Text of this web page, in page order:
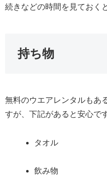
続きなどの時間を見ておく
持ち物
無料のウエアレンタルもあ
すが、下記があると安心です
タオル
飲み物